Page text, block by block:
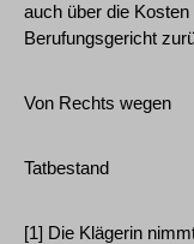
auch über die
Berufungsgericht
Von Rechts wegen
Tatbestand
[1] Die Klägerin